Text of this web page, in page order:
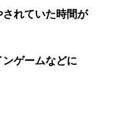
れていた時間が
ゲームなどに